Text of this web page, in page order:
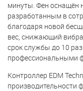
минуты. Фен оснащён
разработанным в
благодаря новой
вес, снижающий
срок службы до 10
профессиональными
Контроллер EDM
производительности